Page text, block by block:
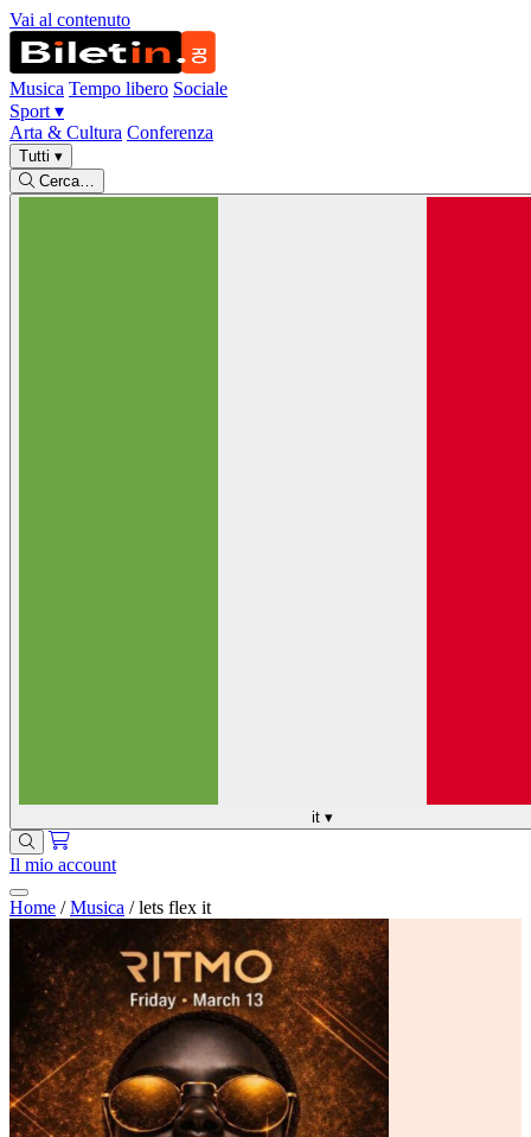
Vai al contenuto
Musica Tempo libero Sociale
Sport ▾
Arta & Cultura Conferenza
Tutti ▾
Cerca…
it ▾
Il mio account
Home / Musica / lets flex it